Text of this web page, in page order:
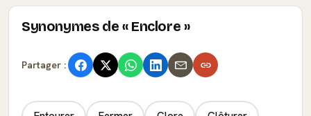
Synonymes de « Enclore »
Partager :